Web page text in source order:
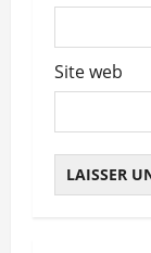
Site web